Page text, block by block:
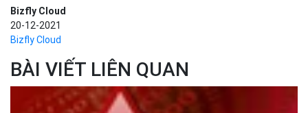
Bizfly Cloud
20-12-2021
Bizfly Cloud
BÀI VIẾT LIÊN QUAN